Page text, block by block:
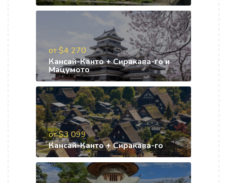
от $4 270
Кансай-Канто + Сиракава-го и
Мацумото
от $3 099
Кансай-Канто + Сиракава-го